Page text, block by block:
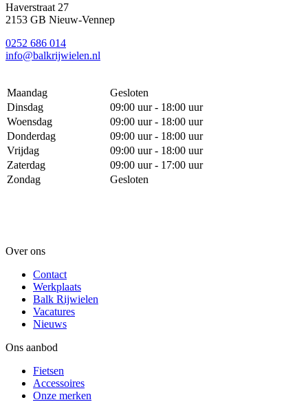
Haverstraat 27
2153 GB Nieuw-Vennep
0252 686 014
info@balkrijwielen.nl
Maandag
Gesloten
Dinsdag
09:00 uur - 18:00 uur
Woensdag
09:00 uur - 18:00 uur
Donderdag
09:00 uur - 18:00 uur
Vrijdag
09:00 uur - 18:00 uur
Zaterdag
09:00 uur - 17:00 uur
Zondag
Gesloten
Over ons
Contact
Werkplaats
Balk Rijwielen
Vacatures
Nieuws
Ons aanbod
Fietsen
Accessoires
Onze merken